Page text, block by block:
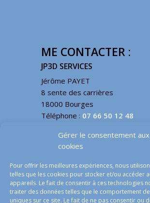
Gérer le consentement aux
cookies
Pour offrir les meilleures expériences, nous
telles que les cookies pour stocker et/ou accéder
appareils. Le fait de consentir à ces technologies
traiter des données telles que le comportement
uniques sur ce site. Le fait de ne pas consentir ou
ME CONTACTER :
JP3D SERVICES
Jérôme PAYET
8 sente des carrières
18000 Bourges
Téléphone : 07 66 50 12 48
INFOS LÉGALES
Mentions légales
conditions générales de vente